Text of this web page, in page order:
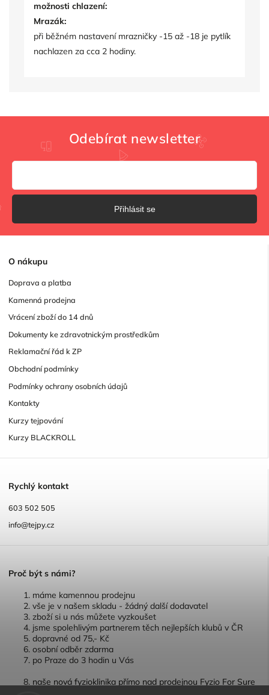
možnosti chlazení:
Mrazák:
při běžném nastavení mrazničky -15 až -18 je pytlík
nachlazen za cca 2 hodiny.
O nákupu
Doprava a platba
Kamenná prodejna
Vrácení zboží do 14 dnů
Dokumenty ke zdravotnickým prostředkům
Reklamační řád k ZP
Obchodní podmínky
Podmínky ochrany osobních údajů
Kontakty
Kurzy tejpování
Kurzy BLACKROLL
Rychlý kontakt
603 502 505
info@tejpy.cz
Proč být s námi?
máme kamennou prodejnu
vše je v našem skladu - žádný další dodavatel
zboží si u nás můžete vyzkoušet
jsme spolehlivým partnerem těch nejlepších klubů v ČR
dopravné od 75,- Kč
osobní odběr zdarma
po Praze do 3 hodin u Vás
naše nová fyzioklinika přímo nad prodejnou Fyzio For Sure
Odebírat newsletter
Přihlásit se